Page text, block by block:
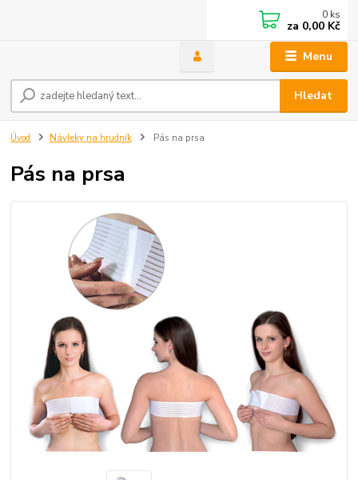
Menu
Hledat
0 ks
za 0,00 Kč
Úvod Návleky na hrudník Pás na prsa
Pás na prsa